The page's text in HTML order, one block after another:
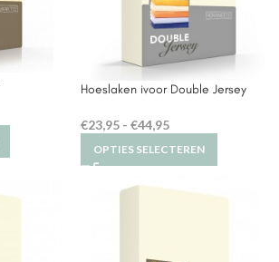
Hoeslaken ivoor Double Jersey
€23,95 - €44,95
OPTIES SELECTEREN